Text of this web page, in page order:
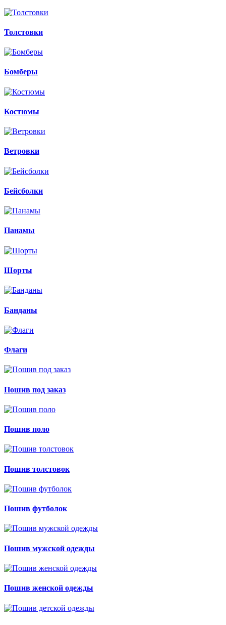
Толстовки
Бомберы
Костюмы
Ветровки
Бейсболки
Панамы
Шорты
Банданы
Флаги
Пошив под заказ
Пошив поло
Пошив толстовок
Пошив футболок
Пошив мужской одежды
Пошив женской одежды